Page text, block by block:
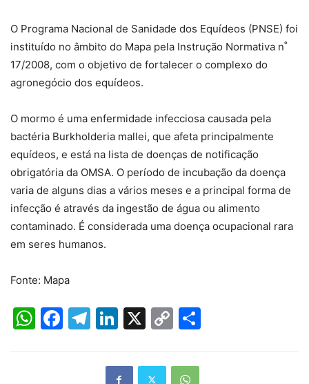
O Programa Nacional de Sanidade dos Equídeos (PNSE) foi
instituído no âmbito do Mapa pela Instrução Normativa n˚
17/2008, com o objetivo de fortalecer o complexo do
agronegócio dos equídeos.
O mormo é uma enfermidade infecciosa causada pela
bactéria Burkholderia mallei, que afeta principalmente
equídeos, e está na lista de doenças de notificação
obrigatória da OMSA. O período de incubação da doença
varia de alguns dias a vários meses e a principal forma de
infecção é através da ingestão de água ou alimento
contaminado. É considerada uma doença ocupacional rara
em seres humanos.
Fonte: Mapa
WhatsApp
Facebook
Telegram
LinkedIn
X
Copy